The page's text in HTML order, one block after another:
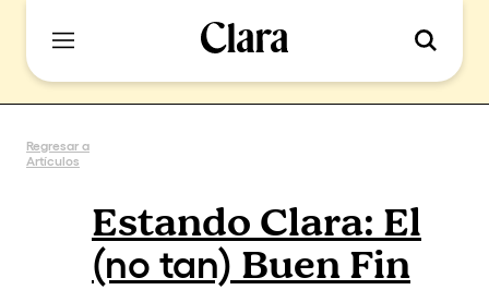
Regresar a
Artículos
Estando Clara: El
(no tan)Buen Fin